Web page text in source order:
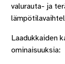
valurauta- ja
Laadukkaiden
ominaisuuksia: